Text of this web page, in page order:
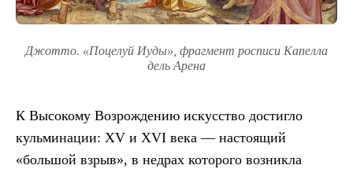
Джотто. «Поцелуй Иуды», фрагмент росписи Капелла
дель Арена
К Высокому Возрождению искусство достигло
кульминации: XV и XVI века — настоящий
«большой взрыв», в недрах которого возникла